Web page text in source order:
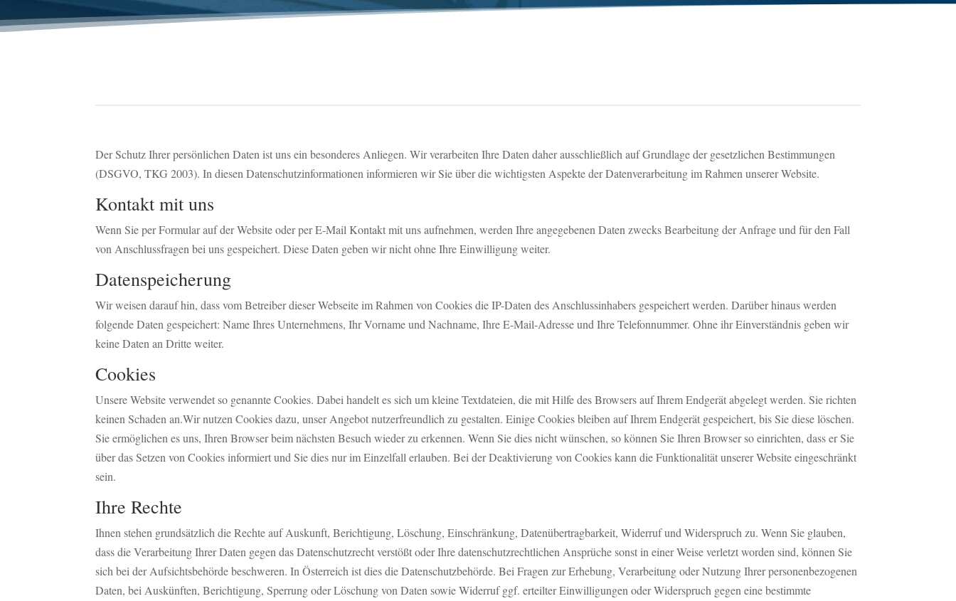
Der Schutz Ihrer persönlichen Daten ist uns ein besonderes Anliegen. Wir verarbeiten Ihre Daten daher ausschließlich auf Grundlage der gesetzlichen Bestimmungen
(DSGVO, TKG 2003). In diesen Datenschutzinformationen informieren wir Sie über die wichtigsten Aspekte der Datenverarbeitung im Rahmen unserer Website.
Kontakt mit uns
Wenn Sie per Formular auf der Website oder per E-Mail Kontakt mit uns aufnehmen, werden Ihre angegebenen Daten zwecks Bearbeitung der Anfrage und für den Fall
von Anschlussfragen bei uns gespeichert. Diese Daten geben wir nicht ohne Ihre Einwilligung weiter.
Datenspeicherung
Wir weisen darauf hin, dass vom Betreiber dieser Webseite im Rahmen von Cookies die IP-Daten des Anschlussinhabers gespeichert werden. Darüber hinaus werden
folgende Daten gespeichert: Name Ihres Unternehmens, Ihr Vorname und Nachname, Ihre E-Mail-Adresse und Ihre Telefonnummer. Ohne ihr Einverständnis geben wir
keine Daten an Dritte weiter.
Cookies
Unsere Website verwendet so genannte Cookies. Dabei handelt es sich um kleine Textdateien, die mit Hilfe des Browsers auf Ihrem Endgerät abgelegt werden. Sie richten
keinen Schaden an.Wir nutzen Cookies dazu, unser Angebot nutzerfreundlich zu gestalten. Einige Cookies bleiben auf Ihrem Endgerät gespeichert, bis Sie diese löschen.
Sie ermöglichen es uns, Ihren Browser beim nächsten Besuch wieder zu erkennen. Wenn Sie dies nicht wünschen, so können Sie Ihren Browser so einrichten, dass er Sie
über das Setzen von Cookies informiert und Sie dies nur im Einzelfall erlauben. Bei der Deaktivierung von Cookies kann die Funktionalität unserer Website eingeschränkt
sein.
Ihre Rechte
Ihnen stehen grundsätzlich die Rechte auf Auskunft, Berichtigung, Löschung, Einschränkung, Datenübertragbarkeit, Widerruf und Widerspruch zu. Wenn Sie glauben,
dass die Verarbeitung Ihrer Daten gegen das Datenschutzrecht verstößt oder Ihre datenschutzrechtlichen Ansprüche sonst in einer Weise verletzt worden sind, können Sie
sich bei der Aufsichtsbehörde beschweren. In Österreich ist dies die Datenschutzbehörde. Bei Fragen zur Erhebung, Verarbeitung oder Nutzung Ihrer personenbezogenen
Daten, bei Auskünften, Berichtigung, Sperrung oder Löschung von Daten sowie Widerruf ggf. erteilter Einwilligungen oder Widerspruch gegen eine bestimmte